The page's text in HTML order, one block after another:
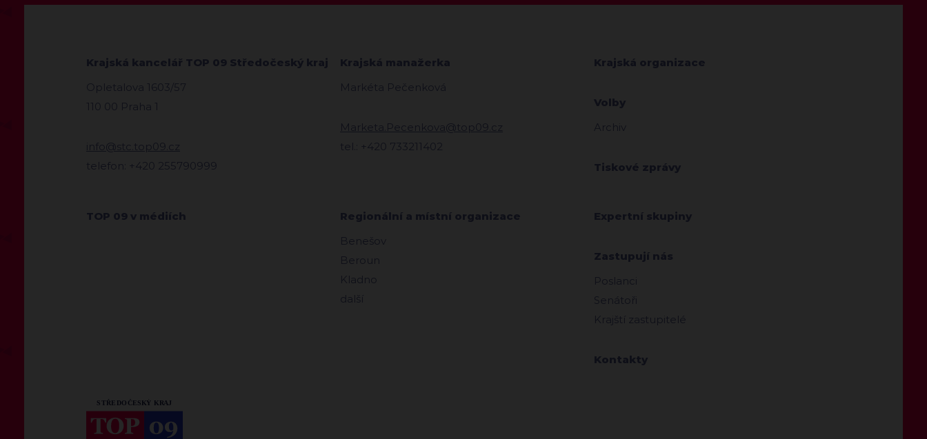
Krajská kancelář TOP 09 Středočeský kraj
Opletalova 1603/57
110 00 Praha 1
info@stc.top09.cz
telefon: +420 255790999
Krajská manažerka
Markéta Pečenková
Marketa.Pecenkova@top09.cz
tel.: +420 733211402
Krajská organizace
Volby
Archiv
Tiskové zprávy
TOP 09 v médiích
Regionální a místní organizace
Benešov
Beroun
Kladno
další
Expertní skupiny
Zastupují nás
Poslanci
Senátoři
Krajští zastupitelé
Kontakty